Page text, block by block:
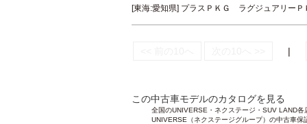
[東海:愛知県] プラスＰＫＧ ラグジュアリ
|
この中古車モデルのカタログを見る
全国のUNIVERSE・ネクステージ・SUV LAND
UNIVERSE（ネクステージグループ）の中古車